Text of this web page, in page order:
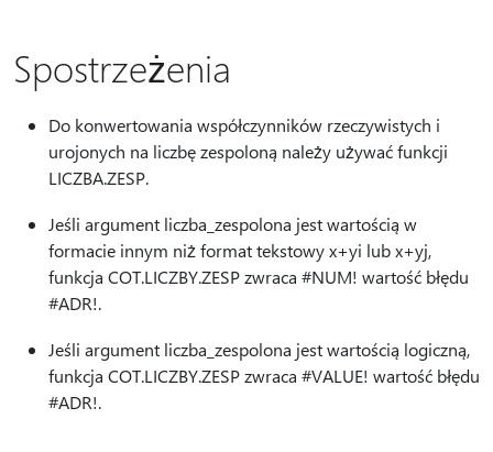
Spostrzeżenia
Do konwertowania współczynników rzeczywistych i
urojonych na liczbę zespoloną należy używać funkcji
LICZBA.ZESP.
Jeśli argument liczba_zespolona jest wartością w
formacie innym niż format tekstowy x+yi lub x+yj,
funkcja COT.LICZBY.ZESP zwraca #NUM! wartość błędu
#ADR!.
Jeśli argument liczba_zespolona jest wartością logiczną,
funkcja COT.LICZBY.ZESP zwraca #VALUE! wartość błędu
#ADR!.